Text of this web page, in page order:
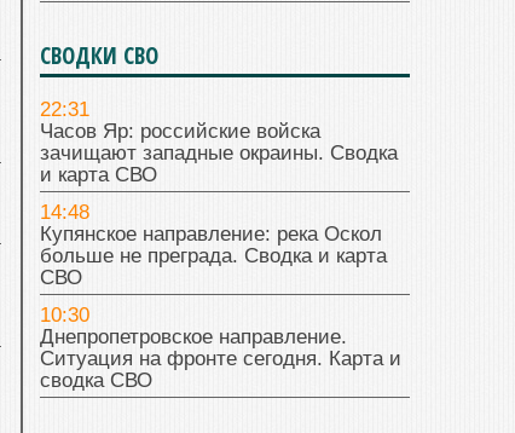
СВОДКИ СВО
22:31
Часов Яр: российские войска
зачищают западные окраины. Сводка
и карта СВО
14:48
Купянское направление: река Оскол
больше не преграда. Сводка и карта
СВО
10:30
Днепропетровское направление.
Ситуация на фронте сегодня. Карта и
сводка СВО